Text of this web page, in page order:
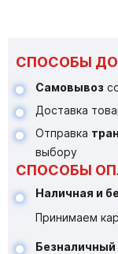
СПОСОБЫ
Самовывоз
Доставка
Отправка
выбору
СПОСОБЫ
Наличная и
Принимаем
Безналичный